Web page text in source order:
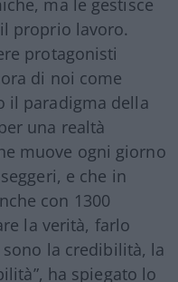
ma le gestisce
proprio lavoro.
protagonisti
di noi come
il paradigma della
una realtà
muove ogni giorno
e che in
con 1300
la verità, farlo
la credibilità, la
ha spiegato lo